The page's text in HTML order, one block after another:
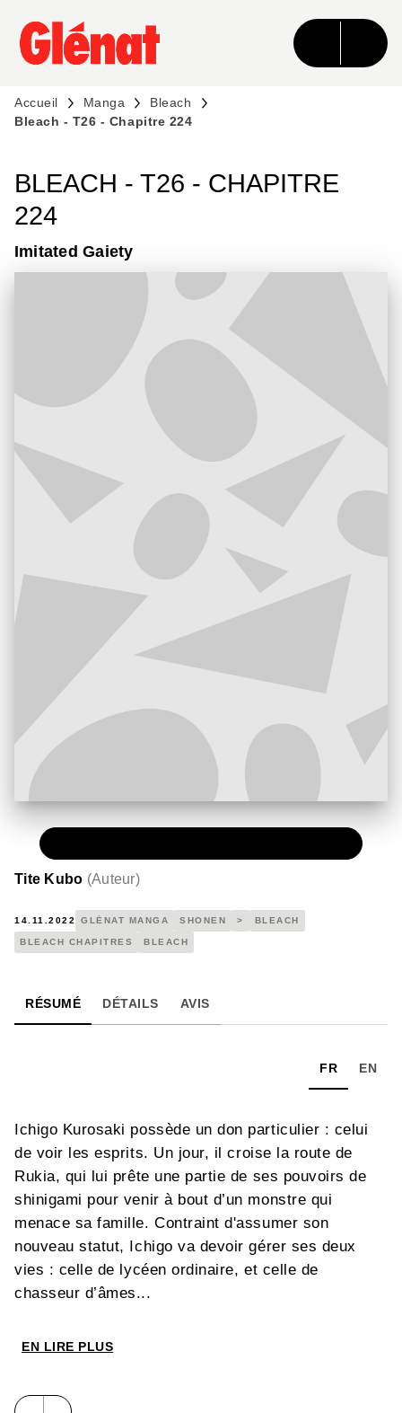
MENU RECHERCHE CONTENU
PIED DE PAGE
Accueil Manga
Bleach
Bleach - T26 - Chapitre 224
BLEACH - T26 - CHAPITRE
224
Imitated Gaiety
Tite Kubo (Auteur)
14.11.2022 GLÉNAT MANGA SHONEN > BLEACH
BLEACH CHAPITRES BLEACH
RÉSUMÉ DÉTAILS AVIS
FR EN
Ichigo Kurosaki possède un don particulier : celui
de voir les esprits. Un jour, il croise la route de
Rukia, qui lui prête une partie de ses pouvoirs de
shinigami pour venir à bout d’un monstre qui
menace sa famille. Contraint d'assumer son
nouveau statut, Ichigo va devoir gérer ses deux
vies : celle de lycéen ordinaire, et celle de
chasseur d’âmes...
EN LIRE PLUS